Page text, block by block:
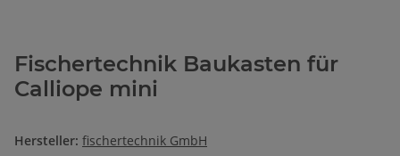
Fischertechnik Baukasten für
Calliope mini
Hersteller: fischertechnik GmbH